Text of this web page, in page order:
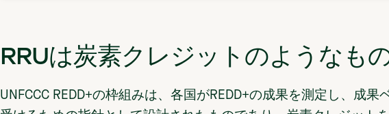
RRUは炭素クレジットのようなも
UNFCCC REDD+の枠組みは、各国がREDD+の成果を測定し、成果